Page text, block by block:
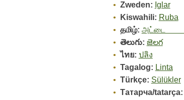
Zweden: Iglar
Kiswahili: Ruba
தமிழ்: அட்டை
తెలుగు: జెలగ
ไทย: ปลิง
Tagalog: Linta
Türkçe: Sülükler
Tатарча/tatarça: